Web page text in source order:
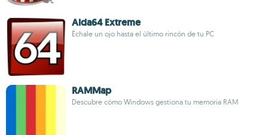
Aida64 Extreme
Échale un ojo hasta el último rincón de tu PC
RAMMap
Descubre cómo Windows gestiona tu memoria RAM